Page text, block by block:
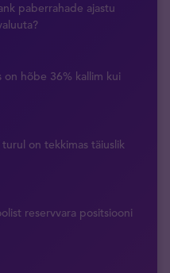
paberrahade ajastu
on hõbe 36% kallim kui
on tekkimas täiuslik
reservvara positsiooni